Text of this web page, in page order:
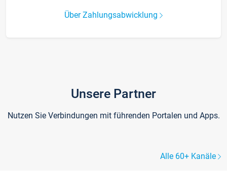
Über Zahlungsabwicklung
Unsere Partner
Nutzen Sie Verbindungen mit führenden Portalen und Apps.
Alle 60+ Kanäle